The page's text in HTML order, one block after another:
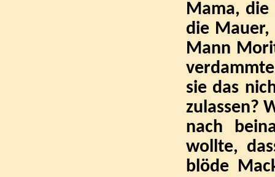
Mama, die
die
Mann
sie das
zulassen?
nach
wollte,
blöde